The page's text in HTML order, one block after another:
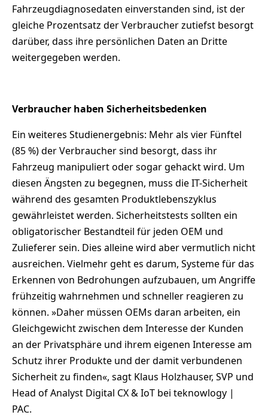
Fahrzeugdiagnosedaten einverstanden sind, ist der
gleiche Prozentsatz der Verbraucher zutiefst besorgt
darüber, dass ihre persönlichen Daten an Dritte
weitergegeben werden.
Verbraucher haben Sicherheitsbedenken
Ein weiteres Studienergebnis: Mehr als vier Fünftel
(85 %) der Verbraucher sind besorgt, dass ihr
Fahrzeug manipuliert oder sogar gehackt wird. Um
diesen Ängsten zu begegnen, muss die IT-Sicherheit
während des gesamten Produktlebenszyklus
gewährleistet werden. Sicherheitstests sollten ein
obligatorischer Bestandteil für jeden OEM und
Zulieferer sein. Dies alleine wird aber vermutlich nicht
ausreichen. Vielmehr geht es darum, Systeme für das
Erkennen von Bedrohungen aufzubauen, um Angriffe
frühzeitig wahrnehmen und schneller reagieren zu
können. »Daher müssen OEMs daran arbeiten, ein
Gleichgewicht zwischen dem Interesse der Kunden
an der Privatsphäre und ihrem eigenen Interesse am
Schutz ihrer Produkte und der damit verbundenen
Sicherheit zu finden«, sagt Klaus Holzhauser, SVP und
Head of Analyst Digital CX & IoT bei teknowlogy |
PAC.